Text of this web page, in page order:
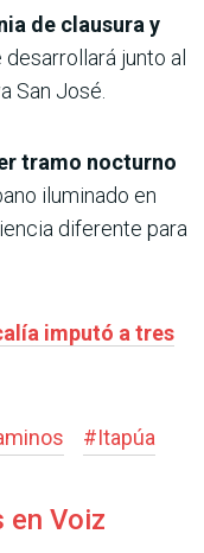
de clausura y
desarrollará junto al
San José.
tramo nocturno
iluminado en
diferente para
imputó a tres
#Itapúa
en Voiz